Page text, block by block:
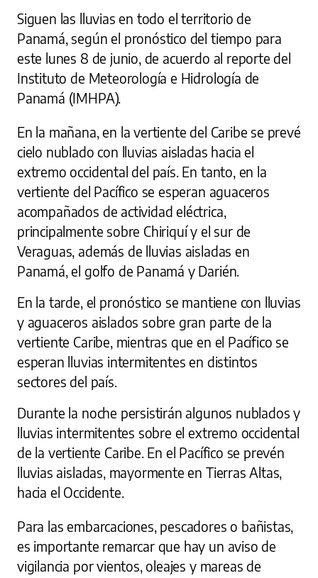
Siguen las lluvias en todo el territorio de
Panamá, según el pronóstico del tiempo para
este lunes 8 de junio, de acuerdo al reporte del
Instituto de Meteorología e Hidrología de
Panamá (IMHPA).
En la mañana, en la vertiente del Caribe se prevé
cielo nublado con lluvias aisladas hacia el
extremo occidental del país. En tanto, en la
vertiente del Pacífico se esperan aguaceros
acompañados de actividad eléctrica,
principalmente sobre Chiriquí y el sur de
Veraguas, además de lluvias aisladas en
Panamá, el golfo de Panamá y Darién.
En la tarde, el pronóstico se mantiene con lluvias
y aguaceros aislados sobre gran parte de la
vertiente Caribe, mientras que en el Pacífico se
esperan lluvias intermitentes en distintos
sectores del país.
Durante la noche persistirán algunos nublados y
lluvias intermitentes sobre el extremo occidental
de la vertiente Caribe. En el Pacífico se prevén
lluvias aisladas, mayormente en Tierras Altas,
hacia el Occidente.
Para las embarcaciones, pescadores o bañistas,
es importante remarcar que hay un aviso de
vigilancia por vientos, oleajes y mareas de